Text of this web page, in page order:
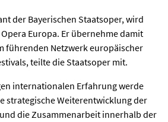
der Bayerischen Staatsoper, wird
Europa. Er übernehme damit
führenden Netzwerk europäischer
teilte die Staatsoper mit.
internationalen Erfahrung werde
strategische Weiterentwicklung der
die Zusammenarbeit innerhalb der